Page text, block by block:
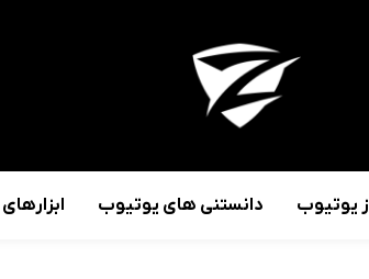
یوتیوب دانستنی های یوتیوب